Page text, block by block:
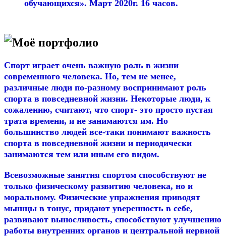
обучающихся». Март 2020г. 16 часов.
Моё портфолио
Спорт играет очень важную роль в жизни
современного человека. Но, тем не менее,
различные люди по-разному воспринимают роль
спорта в повседневной жизни. Некоторые люди, к
сожалению, считают, что спорт- это просто пустая
трата времени, и не занимаются им. Но
большинство людей все-таки понимают важность
спорта в повседневной жизни и периодически
занимаются тем или иным его видом.
Всевозможные занятия спортом способствуют не
только физическому развитию человека, но и
моральному. Физические упражнения приводят
мышцы в тонус, придают уверенность в себе,
развивают выносливость, способствуют улучшению
работы внутренних органов и центральной нервной